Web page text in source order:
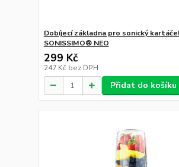
Dobíjecí základna pro sonický
SONISSIMO® NEO
299 Kč
247 Kč bez DPH
Přidat do košíku